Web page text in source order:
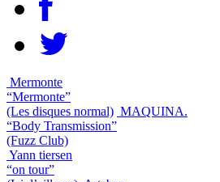
Mermonte
“Mermonte”
(Les disques normal) MAQUINA.
“Body Transmission”
(Fuzz Club)
Yann tiersen
“on tour”